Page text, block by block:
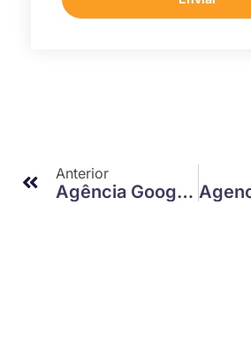
Anterior
Agência Google Partner: Como Alavancar Seu Negócio Na Era Digital